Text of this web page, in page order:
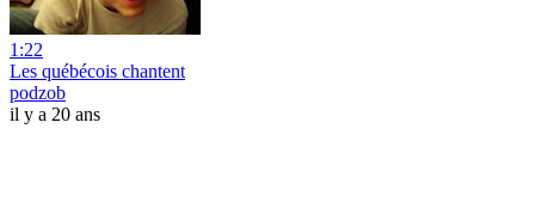
1:22
Les québécois chantent
podzob
il y a 20 ans